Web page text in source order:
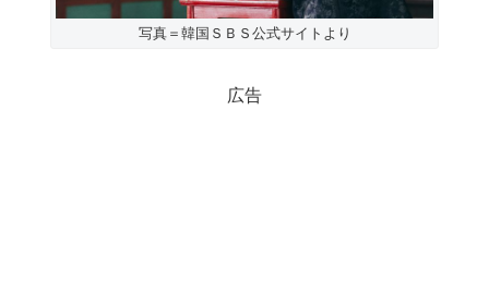
写真＝韓国ＳＢＳ公式サイトより
広告